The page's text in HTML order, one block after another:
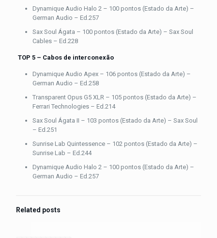
Dynamique Audio Halo 2 – 100 pontos (Estado da Arte) –
German Audio – Ed.257
Sax Soul Ágata – 100 pontos (Estado da Arte) – Sax Soul
Cables – Ed.228
TOP 5 – Cabos de interconexão
Dynamique Audio Apex – 106 pontos (Estado da Arte) –
German Audio – Ed.258
Transparent Opus G5 XLR – 105 pontos (Estado da Arte) –
Ferrari Technologies – Ed.214
Sax Soul Ágata II – 103 pontos (Estado da Arte) – Sax Soul
– Ed.251
Sunrise Lab Quintessence – 102 pontos (Estado da Arte) –
Sunrise Lab – Ed.244
Dynamique Audio Halo 2 – 100 pontos (Estado da Arte) –
German Audio – Ed.257
Related posts